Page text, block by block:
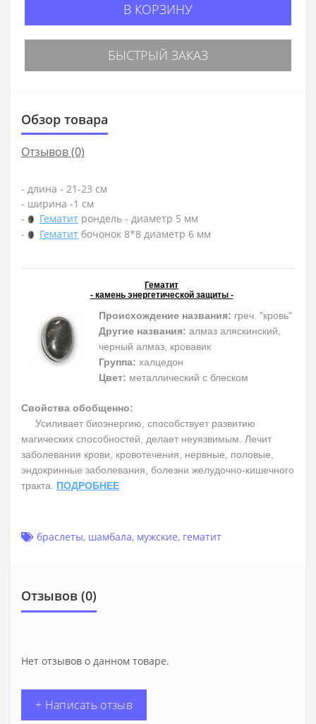
В КОРЗИНУ
БЫСТРЫЙ ЗАКАЗ
Обзор товара
Отзывов (0)
- длина - 21-23 см
- ширина -1 см
-
Гематит рондель - диаметр 5 мм
-
Гематит бочонок 8*8 диаметр 6 мм
Гематит
- камень энергетической защиты -
Происхождение названия: греч. "кровь"
Другие названия: алмаз аляскинский,
черный алмаз, кровавик
Группа: халцедон
Цвет: металлический с блеском
Свойства обобщенно:
Усиливает биоэнергию, способствует развитию
магических способностей, делает неуязвимым. Лечит
заболевания крови, кровотечения, нервные, половые,
эндокринные заболевания, болезни желудочно-кишечного
тракта. ПОДРОБНЕЕ
браслеты, шамбала, мужские, гематит
Отзывов (0)
Нет отзывов о данном товаре.
+ Написать отзыв